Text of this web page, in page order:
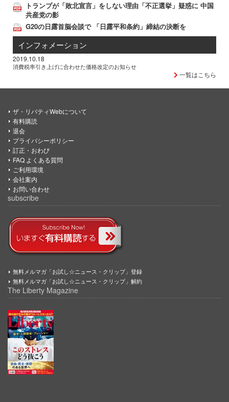
トランプが「敗北宣言」をしない理由「不正選挙」疑惑に 中国
共産党の影
G20の日露首脳会談で 「日露平和条約」締結の決断を
インフォメーション
2019.10.18
消費税率引き上げに合わせた価格改定のお知らせ
一覧はこちら
ザ・リバティWebについて
有料購読
退会
プライバシーポリシー
訂正・おわび
FAQ よくある質問
ご利用環境
会社案内
お問い合わせ
subscribe
無料メルマガ「お試し☆ニュース・クリップ」登録
無料メルマガ「お試し☆ニュース・クリップ」解約
The Liberty Magazine